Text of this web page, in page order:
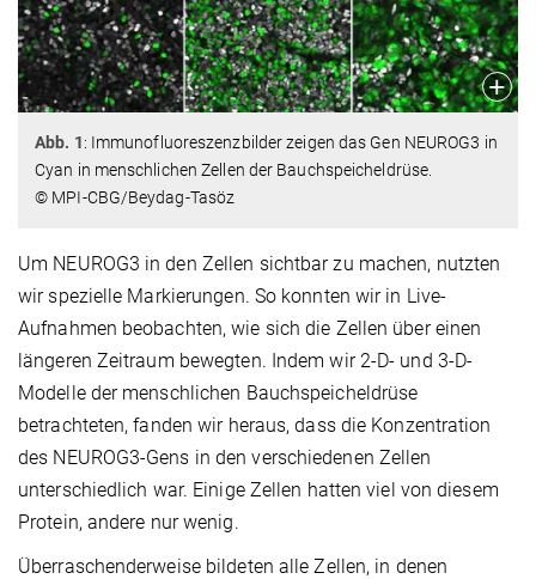
Abb. 1: Immunofluoreszenzbilder zeigen das Gen NEUROG3 in
Cyan in menschlichen Zellen der Bauchspeicheldrüse.
© MPI-CBG/Beydag-Tasöz
Um NEUROG3 in den Zellen sichtbar zu machen, nutzten
wir spezielle Markierungen. So konnten wir in Live-
Aufnahmen beobachten, wie sich die Zellen über einen
längeren Zeitraum bewegten. Indem wir 2-D- und 3-D-
Modelle der menschlichen Bauchspeicheldrüse
betrachteten, fanden wir heraus, dass die Konzentration
des NEUROG3-Gens in den verschiedenen Zellen
unterschiedlich war. Einige Zellen hatten viel von diesem
Protein, andere nur wenig.
Überraschenderweise bildeten alle Zellen, in denen